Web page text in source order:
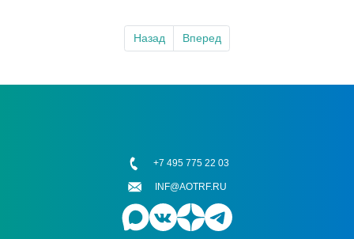
Назад Вперед
+7 495 775 22 03
INF@AOTRF.RU